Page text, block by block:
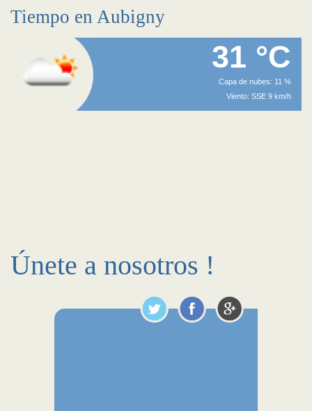
Tiempo en Aubigny
31 °C
Capa de nubes: 11 %
Viento: SSE 9 km/h
Únete a nosotros !